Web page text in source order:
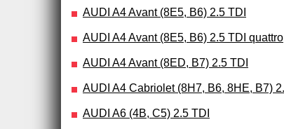
AUDI A4 Avant (8E5, B6) 2.5 TDI
AUDI A4 Avant (8E5, B6) 2.5 TDI quattro
AUDI A4 Avant (8ED, B7) 2.5 TDI
AUDI A4 Cabriolet (8H7, B6, 8HE, B7)
AUDI A6 (4B, C5) 2.5 TDI